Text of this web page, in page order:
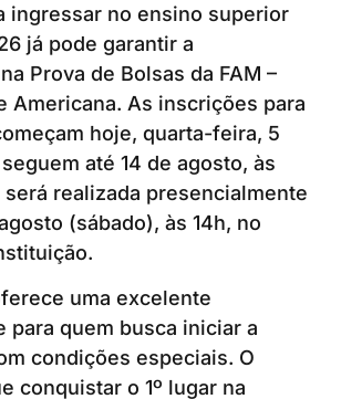
ingressar no ensino superior
já pode garantir a
Prova de Bolsas da FAM –
Americana. As inscrições para
hoje, quarta-feira, 5
até 14 de agosto, às
será realizada presencialmente
(sábado), às 14h, no
uma excelente
para quem busca iniciar a
condições especiais. O
conquistar o 1º lugar na